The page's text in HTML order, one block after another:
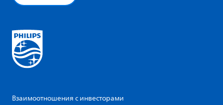
Взаимоотношения с инвесторами